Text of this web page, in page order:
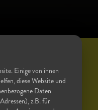
MIT
Einige von ihnen
diese Website und
Daten
z.B. für